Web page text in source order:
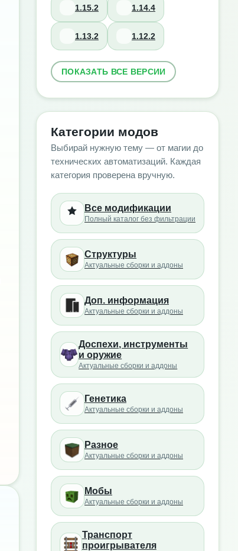
1.15.2 1.14.4
1.13.2 1.12.2
ПОКАЗАТЬ ВСЕ ВЕРСИИ
Категории модов
Выбирай нужную тему — от магии до
технических автоматизаций. Каждая
категория проверена вручную.
Все модификации
Полный каталог без фильтрации
Структуры
Актуальные сборки и аддоны
Доп. информация
Актуальные сборки и аддоны
Доспехи, инструменты
и оружие
Актуальные сборки и аддоны
Генетика
Актуальные сборки и аддоны
Разное
Актуальные сборки и аддоны
Мобы
Актуальные сборки и аддоны
Транспорт
проигрывателя